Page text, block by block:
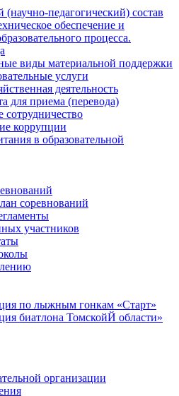
(научно-педагогический) состав
обеспечение и
процесса.
виды материальной поддержки
услуги
деятельность
для приема (перевода)
коррупции
в образовательной
соревнований
участников
по лыжным гонкам «Старт»
биатлона ТомскойЙ области»
организации